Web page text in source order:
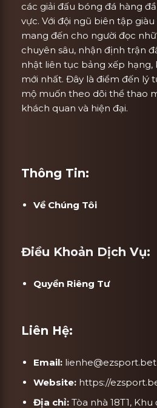
các giải đấu bóng đá hàng
vực. Với đội ngũ biên tập
mang đến cho người đọc
chuyên sâu, nhận định trận
nhật liên tục bảng xếp hạng,
mới nhất. Đây là điểm đến lý
mộ muốn theo dõi thể thao
khách quan và hiện đại.
Thông Tin:
Về Chúng Tôi
Điều Khoản Dịch Vụ:
Quyền Riêng Tư
Liên Hệ:
Email: lienhe@ezsport.bet
Website: https://
Địa chỉ: Tòa nhà 18T1,